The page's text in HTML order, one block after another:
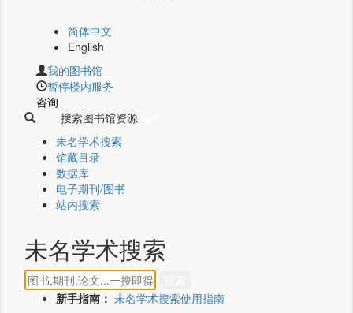
简体中文
English
我的图书馆
暂停楼内服务
咨询
搜索图书馆资源
未名学术搜索
馆藏目录
数据库
电子期刊/图书
站内搜索
未名学术搜索
新手指南： 未名学术搜索使用指南